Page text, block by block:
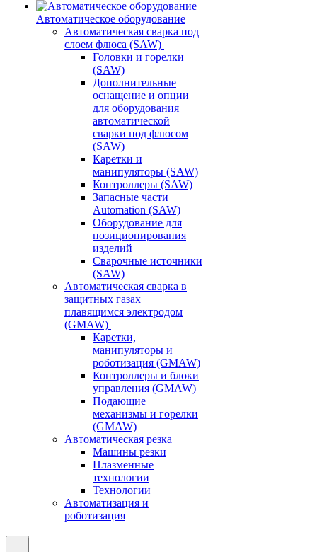
Автоматическое оборудование
Автоматическая сварка под
слоем флюса (SAW)
Головки и горелки
(SAW)
Дополнительные
оснащение и опции
для оборудования
автоматической
сварки под флюсом
(SAW)
Каретки и
манипуляторы (SAW)
Контроллеры (SAW)
Запасные части
Automation (SAW)
Оборудование для
позиционирования
изделий
Сварочные источники
(SAW)
Автоматическая сварка в
защитных газах
плавящимся электродом
(GMAW)
Каретки,
манипуляторы и
роботизация (GMAW)
Контроллеры и блоки
управления (GMAW)
Подающие
механизмы и горелки
(GMAW)
Автоматическая резка
Машины резки
Плазменные
технологии
Технологии
Автоматизация и
роботизация